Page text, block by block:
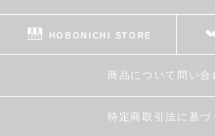
HOBONICHI STORE
商品について問い合
特定商取引法に基づ